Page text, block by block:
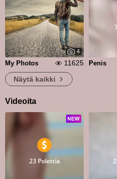
4
My Photos 11625 Penis
Näytä kaikki
Videoita
23 Polettia